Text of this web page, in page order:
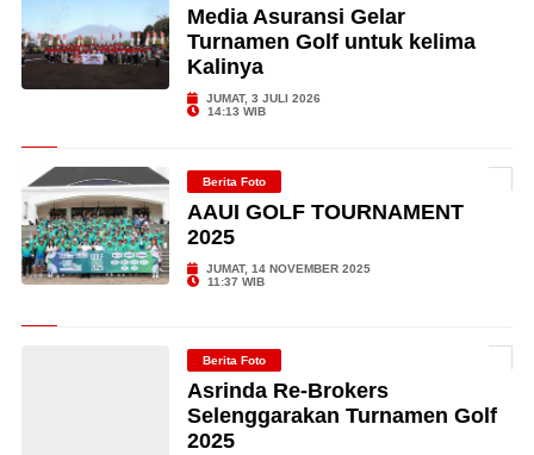
Media Asuransi Gelar
Turnamen Golf untuk kelima
Kalinya
JUMAT, 3 JULI 2026
14:13 WIB
Berita Foto
AAUI GOLF TOURNAMENT
2025
JUMAT, 14 NOVEMBER 2025
11:37 WIB
Berita Foto
Asrinda Re-Brokers
Selenggarakan Turnamen Golf
2025